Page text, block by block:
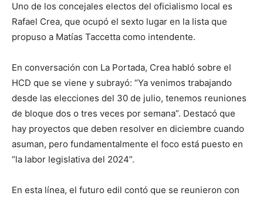
Uno de los concejales electos del oficialismo local es
Rafael Crea, que ocupó el sexto lugar en la lista que
propuso a Matías Taccetta como intendente.
En conversación con La Portada, Crea habló sobre el
HCD que se viene y subrayó: “Ya venimos trabajando
desde las elecciones del 30 de julio, tenemos reuniones
de bloque dos o tres veces por semana”. Destacó que
hay proyectos que deben resolver en diciembre cuando
asuman, pero fundamentalmente el foco está puesto en
“la labor legislativa del 2024”.
En esta línea, el futuro edil contó que se reunieron con